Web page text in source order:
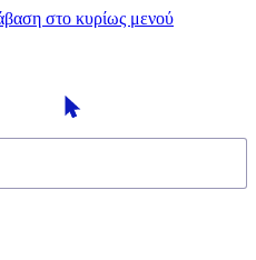
στο κυρίως μενού